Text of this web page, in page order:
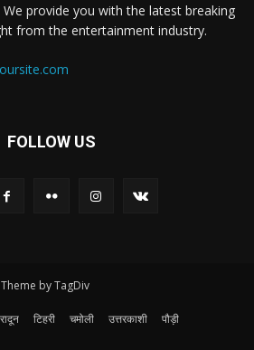
provide you with the latest breaking
from the entertainment industry.
FOLLOW US
by TagDiv
टिहरी चमोली उत्तरकाशी
पौड़ी